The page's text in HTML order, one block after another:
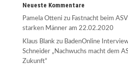
Neueste Kommentare
Pamela Ottenizu Fastnacht beim
starken Männer am 22.02.2020
Klaus Blank zu BadenOnline
Schneider „Nachwuchs macht dem
Zukunft“